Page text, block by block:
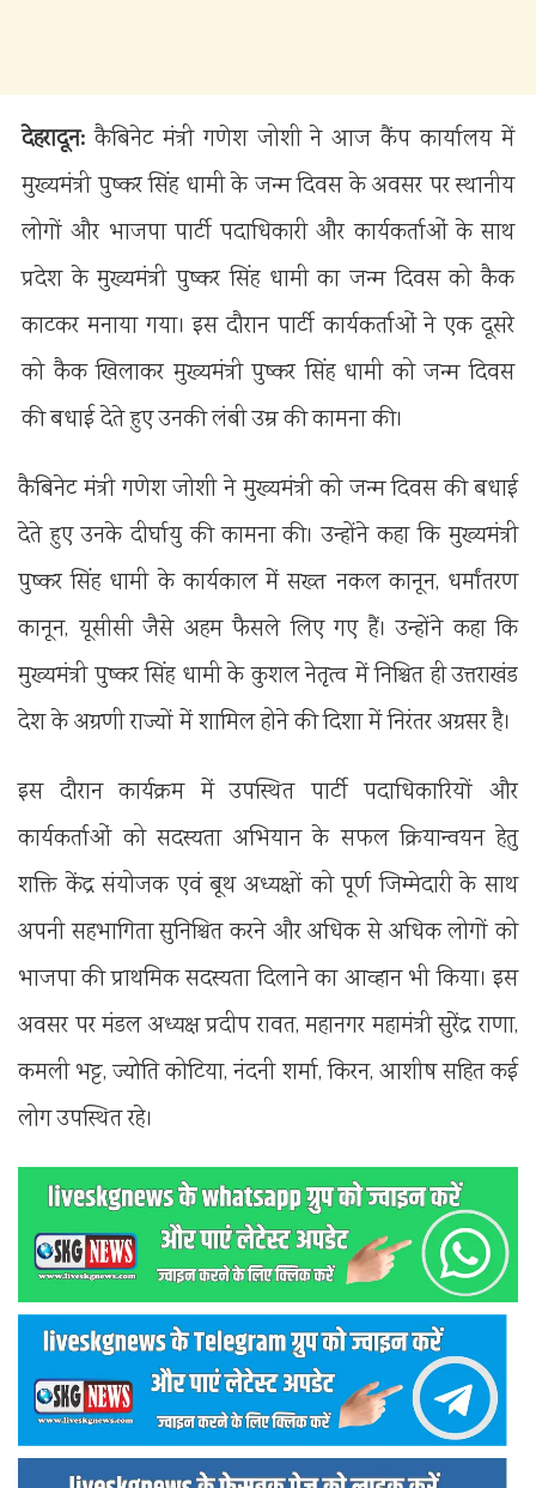
देहरादून:कैबिनेट मंत्री गणेश जोशी ने आज कैंप कार्यालय में
मुख्यमंत्री पुष्कर सिंह धामी के जन्म दिवस के अवसर पर स्थानीय
लोगों और भाजपा पार्टी पदाधिकारी और कार्यकर्ताओं के साथ
प्रदेश के मुख्यमंत्री पुष्कर सिंह धामी का जन्म दिवस को कैक
काटकर मनाया गया। इस दौरान पार्टी कार्यकर्ताओं ने एक दूसरे
को कैक खिलाकर मुख्यमंत्री पुष्कर सिंह धामी को जन्म दिवस
की बधाई देते हुए उनकी लंबी उम्र की कामना की।
कैबिनेट मंत्री गणेश जोशी ने मुख्यमंत्री को जन्म दिवस की बधाई
देते हुए उनके दीर्घायु की कामना की। उन्होंने कहा कि मुख्यमंत्री
पुष्कर सिंह धामी के कार्यकाल में सख्त नकल कानून, धर्मांतरण
कानून, यूसीसी जैसे अहम फैसले लिए गए हैं। उन्होंने कहा कि
मुख्यमंत्री पुष्कर सिंह धामी के कुशल नेतृत्व में निश्चित ही उत्तराखंड
देश के अग्रणी राज्यों में शामिल होने की दिशा में निरंतर अग्रसर है।
इस दौरान कार्यक्रम में उपस्थित पार्टी पदाधिकारियों और
कार्यकर्ताओं को सदस्यता अभियान के सफल क्रियान्वयन हेतु
शक्ति केंद्र संयोजक एवं बूथ अध्यक्षों को पूर्ण जिम्मेदारी के साथ
अपनी सहभागिता सुनिश्चित करने और अधिक से अधिक लोगों को
भाजपा की प्राथमिक सदस्यता दिलाने का आव्हान भी किया। इस
अवसर पर मंडल अध्यक्ष प्रदीप रावत, महानगर महामंत्री सुरेंद्र राणा,
कमली भट्ट, ज्योति कोटिया, नंदनी शर्मा, किरन, आशीष सहित कई
लोग उपस्थित रहे।